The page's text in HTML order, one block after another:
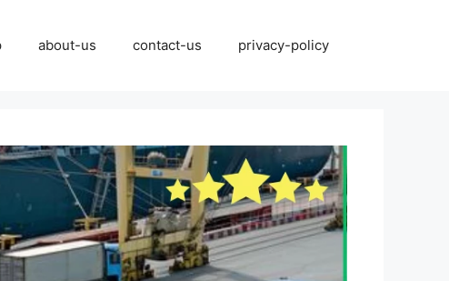
privacy-policy
contact-us
about-us